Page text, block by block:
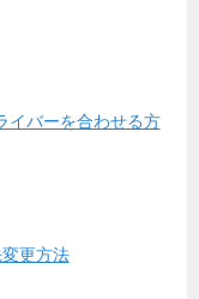
イバーを合わせる方
更方法